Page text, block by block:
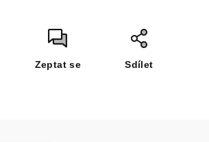
Zeptat se Sdílet